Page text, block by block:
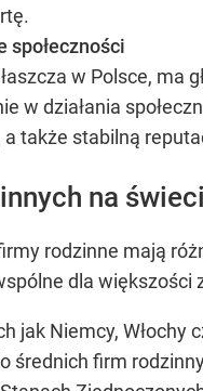
społeczności
w Polsce, ma
w działania
także stabilną
na
rodzinne mają
dla większości
jak Niemcy,
średnich firm